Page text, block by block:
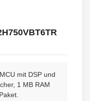
mit DSP und
1 MB RAM